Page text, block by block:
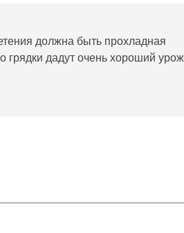
должна быть прохладная
грядки дадут очень хороший